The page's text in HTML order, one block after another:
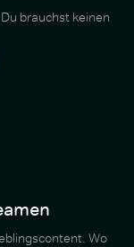
brauchst keinen
Wo